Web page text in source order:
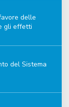
delle
gli effetti
del Sistema